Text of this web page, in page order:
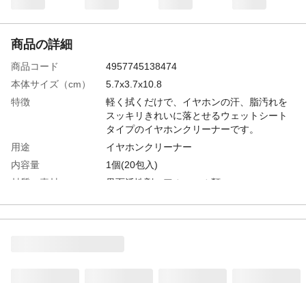
商品の詳細
商品コード
4957745138474
本体サイズ（cm）
5.7x3.7x10.8
特徴
軽く拭くだけで、イヤホンの汗、脂汚れを
スッキリきれいに落とせるウェットシート
タイプのイヤホンクリーナーです。
用途
イヤホンクリーナー
内容量
1個(20包入)
材質・素材
界面活性剤・アルコール類